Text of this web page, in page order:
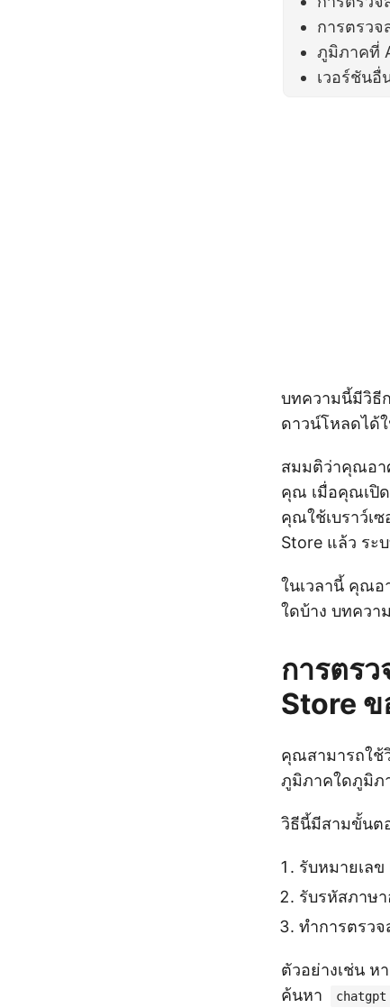
การตรว
ภูมิภาคที่
เวอร์ชันอื่
บทความนี้มีวิธี
ดาวน์โหลดได้
สมมติว่าคุณอา
คุณ เมื่อคุณเปิ
คุณใช้เบราว์เ
Store แล้ว ระ
ในเวลานี้ คุณอ
ใดบ้าง บทควา
การตร
Store
คุณสามารถใช้
ภูมิภาคใดภูมิภ
วิธีนี้มีสามขั้นต
รับหมายเล
รับรหัสภาษ
ทำการตรวจ
ตัวอย่างเช่น ห
ค้นหา